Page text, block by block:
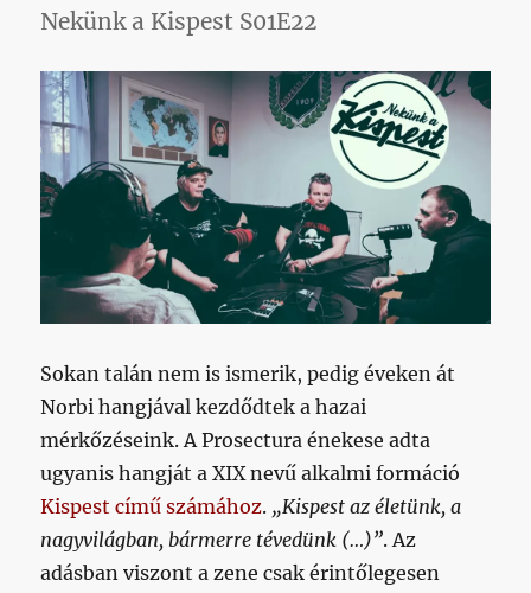
Nekünk a Kispest S01E22
Sokan talán nem is ismerik, pedig éveken át
Norbi hangjával kezdődtek a hazai
mérkőzéseink. A Prosectura énekese adta
ugyanis hangját a XIX nevű alkalmi formáció
Kispest című számához. „Kispest az életünk, a
nagyvilágban, bármerre tévedünk (…)”. Az
adásban viszont a zene csak érintőlegesen